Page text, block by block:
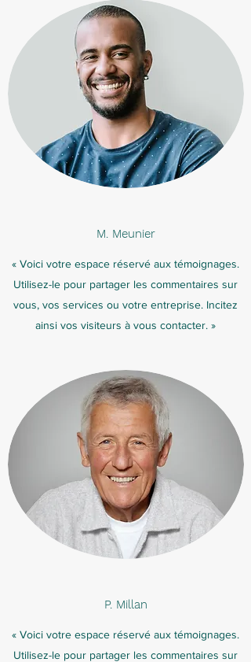
M. Meunier
« Voici votre espace réservé aux témoignages.
Utilisez-le pour partager les commentaires sur
vous, vos services ou votre entreprise. Incitez
ainsi vos visiteurs à vous contacter. »
P. Millan
« Voici votre espace réservé aux témoignages.
Utilisez-le pour partager les commentaires sur